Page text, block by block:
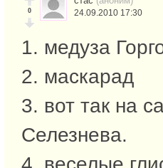
0 24.09.2010 17:30
1. медуза
2. маскарад
3. вот так на
Селезнева.